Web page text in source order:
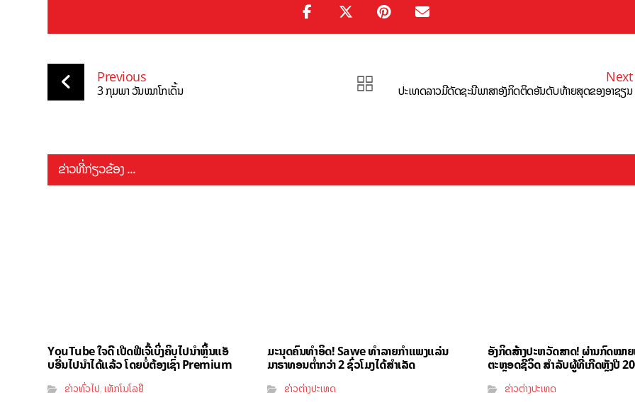
Previous
3 ກຸມພາ ວັນໝາໂກເດັ້ນ
Next
ປະເທດລາວມີດັດຊະນີພາສາອັງກິດຕິດອັນດັບທ້າຍສຸດຂອງອາຊຽນ
ຂ່າວທີ່ກ່ຽວຂ້ອງ ...
YouTube ໃຈດີ ເປີດຟີເຈີ້ເບິ່ງຄິບໄປນຳຫຼິ້ນແອັ
ບອື່ນໄປນຳໄດ້ແລ້ວ ໂດຍບໍ່ຕ້ອງເຊົ່າ Premium
ຂ່າວທົ່ວໄປ,ເທັກໂນໂລຢີ
ມະນຸດຄົນທຳອິດ! Sawe ທຳລາຍກຳແພງແລ່ນ
ມາຣາທອນຕ່ຳກວ່າ 2 ຊົ່ວໂມງໄດ້ສຳເລັດ
ຂ່າວຕ່າງປະເທດ
ອັງກິດສ້າງປະຫວັດສາດ! ຜ່ານກົດໝາ
ຕະຫຼອດຊີວິດ ສຳລັບຜູ້ທີ່ເກີດຫຼັງປີ
ຂ່າວຕ່າງປະເທດ